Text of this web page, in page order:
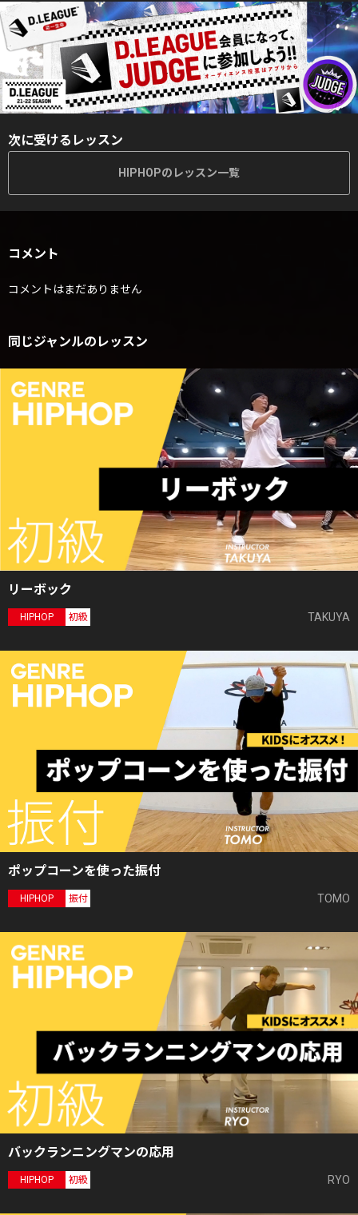
次に受けるレッスン
HIPHOPのレッスン一覧
コメント
コメントはまだありません
同じジャンルのレッスン
リーボック
HIPHOP 初級 TAKUYA
ポップコーンを使った振付
HIPHOP 振付 TOMO
バックランニングマンの応用
HIPHOP 初級 RYO